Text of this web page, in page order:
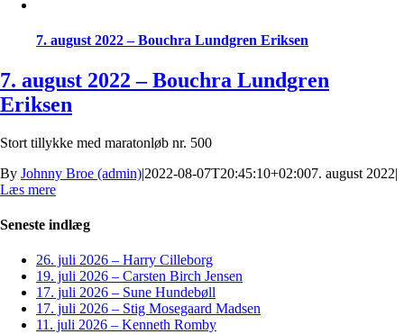
7. august 2022 – Bouchra Lundgren Eriksen
7. august 2022 – Bouchra Lundgren
Eriksen
Stort tillykke med maratonløb nr. 500
By Johnny Broe (admin)|2022-08-07T20:45:10+02:007. august 2022|
Læs mere
Seneste indlæg
26. juli 2026 – Harry Cilleborg
19. juli 2026 – Carsten Birch Jensen
17. juli 2026 – Sune Hundebøll
17. juli 2026 – Stig Mosegaard Madsen
11. juli 2026 – Kenneth Romby